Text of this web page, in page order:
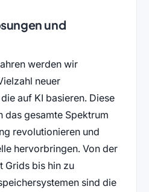
und
werden wir
neuer
auf KI basieren. Diese
das gesamte Spektrum
revolutionieren und
hervorbringen. Von der
Grids bis hin zu
sind die